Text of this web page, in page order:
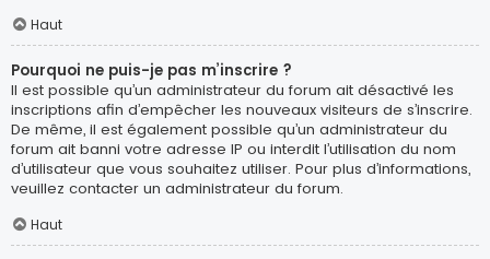
Haut
Pourquoi ne puis-je pas m’inscrire ?
Il est possible qu’un administrateur du forum ait désactivé les
inscriptions afin d’empêcher les nouveaux visiteurs de s’inscrire.
De même, il est également possible qu’un administrateur du
forum ait banni votre adresse IP ou interdit l’utilisation du nom
d’utilisateur que vous souhaitez utiliser. Pour plus d’informations,
veuillez contacter un administrateur du forum.
Haut